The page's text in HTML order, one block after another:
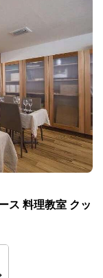
ス 料理教室 クッ